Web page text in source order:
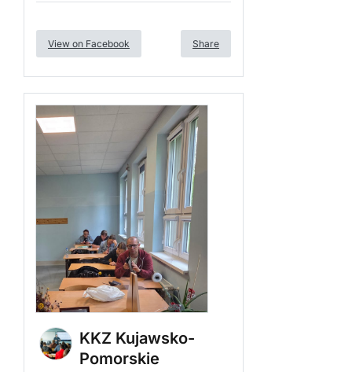
View on Facebook Share
KKZ Kujawsko-
Pomorskie